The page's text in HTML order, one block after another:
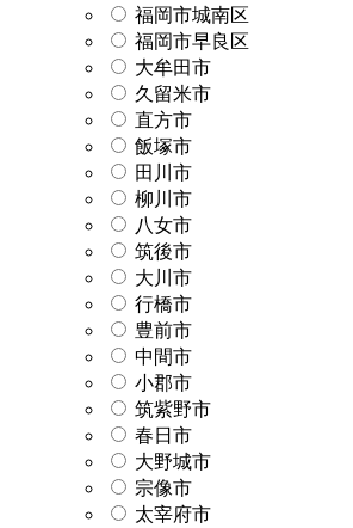
福岡市城南区
福岡市早良区
大牟田市
久留米市
直方市
飯塚市
田川市
柳川市
八女市
筑後市
大川市
行橋市
豊前市
中間市
小郡市
筑紫野市
春日市
大野城市
宗像市
太宰府市